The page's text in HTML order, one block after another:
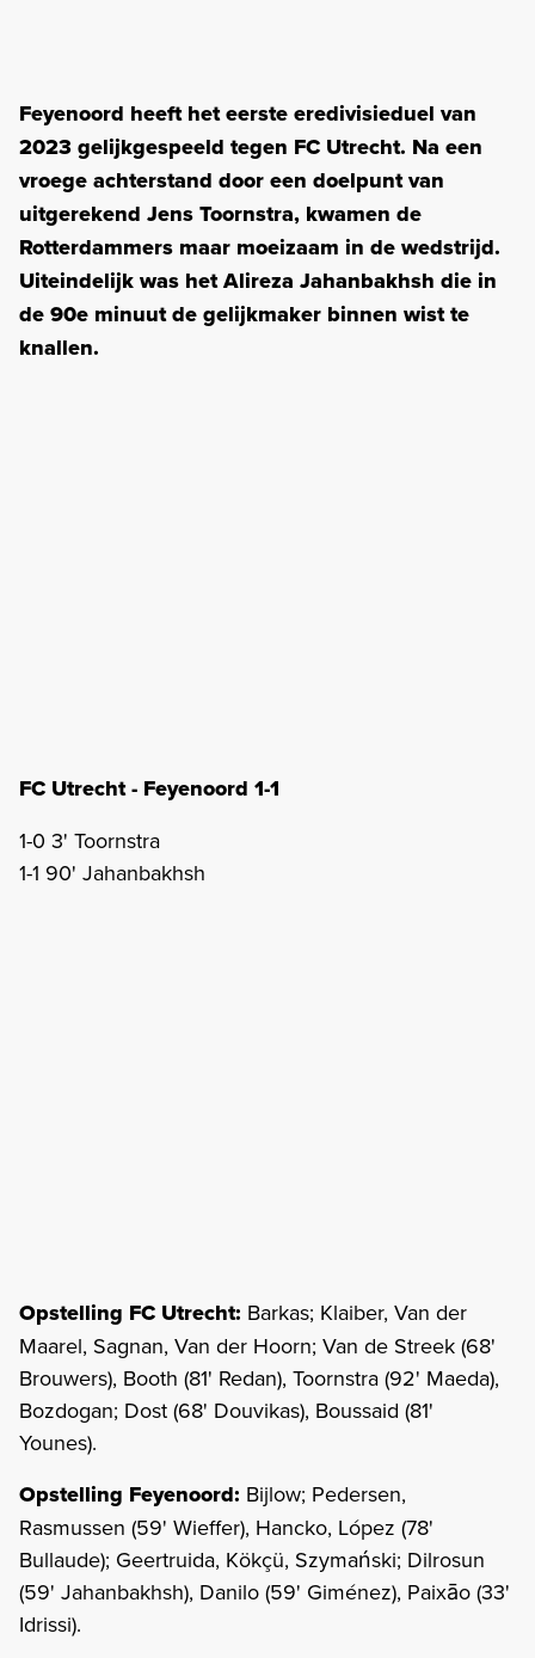
Feyenoord heeft het eerste eredivisieduel van
2023 gelijkgespeeld tegen FC Utrecht. Na een
vroege achterstand door een doelpunt van
uitgerekend Jens Toornstra, kwamen de
Rotterdammers maar moeizaam in de wedstrijd.
Uiteindelijk was het Alireza Jahanbakhsh die in
de 90e minuut de gelijkmaker binnen wist te
knallen.
FC Utrecht - Feyenoord 1-1
1-0 3' Toornstra
1-1 90' Jahanbakhsh
Opstelling FC Utrecht: Barkas; Klaiber, Van der
Maarel, Sagnan, Van der Hoorn; Van de Streek (68'
Brouwers), Booth (81' Redan), Toornstra (92' Maeda),
Bozdogan; Dost (68' Douvikas), Boussaid (81'
Younes).
Opstelling Feyenoord: Bijlow; Pedersen,
Rasmussen (59' Wieffer), Hancko, López (78'
Bullaude); Geertruida, Kökçü, Szymański; Dilrosun
(59' Jahanbakhsh), Danilo (59' Giménez), Paixāo (33'
Idrissi).